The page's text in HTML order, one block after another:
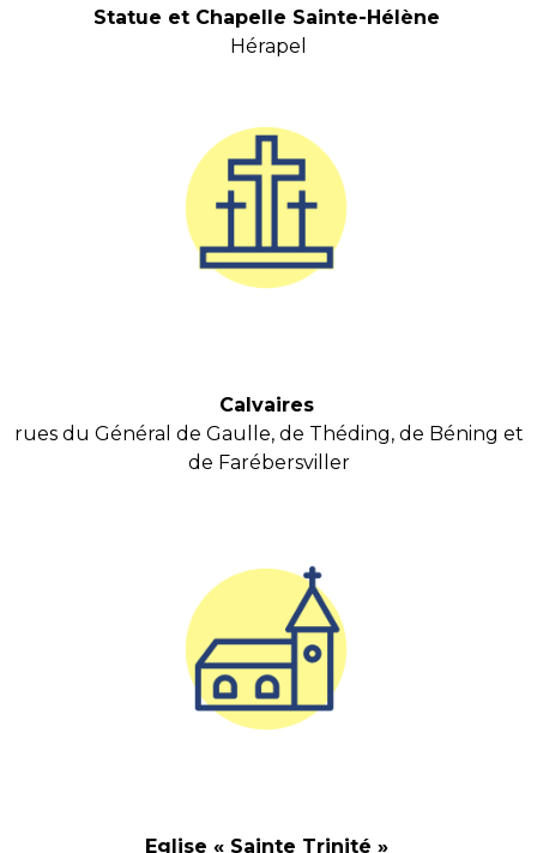
Statue et Chapelle Sainte-Hélène
Hérapel
Calvaires
rues du Général de Gaulle, de Théding, de Béning et
de Farébersviller
Eglise « Sainte Trinité »